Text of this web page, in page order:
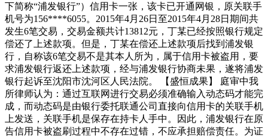
下简称“浦发银行”）信用卡一张，该卡已开通网银，原关联手
机号为156****6055。2015年4月26日至2015年4月28日期间共
发生6笔交易，交易金额共计13812元，丁某已经按照银行规定
偿还了上述款项。但是，丁某在偿还上述款项后找到浦发银
行，自称该6笔交易不是其本人所为，属于信用卡被盗用，要
求浦发银行返还上述款项，经与浦发银行协商未果，遂将浦发
银行起诉至沈阳市沈河区人民法院。 【盛恒成果】 庭审中我
所律师认为：通过互联网进行交易必须准确输入动态码才能完
成，而动态码是由银行委托联通公司直接向信用卡的关联手机
上发送，关联手机是保存在持卡人手中。因此，浦发银行在原
告信用卡被盗刷过程中不存在过错，不应承担赔偿责任。为证